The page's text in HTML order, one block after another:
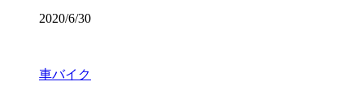
2020/6/30
車バイク